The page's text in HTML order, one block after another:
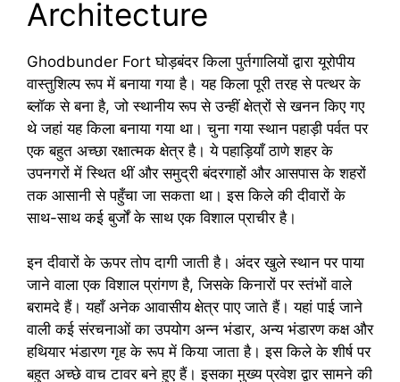
Architecture
Ghodbunder Fort घोड़बंदर किला पुर्तगालियों द्वारा यूरोपीय
वास्तुशिल्प रूप में बनाया गया है। यह किला पूरी तरह से पत्थर के
ब्लॉक से बना है, जो स्थानीय रूप से उन्हीं क्षेत्रों से खनन किए गए
थे जहां यह किला बनाया गया था। चुना गया स्थान पहाड़ी पर्वत पर
एक बहुत अच्छा रक्षात्मक क्षेत्र है। ये पहाड़ियाँ ठाणे शहर के
उपनगरों में स्थित थीं और समुद्री बंदरगाहों और आसपास के शहरों
तक आसानी से पहुँचा जा सकता था। इस किले की दीवारों के
साथ-साथ कई बुर्जों के साथ एक विशाल प्राचीर है।
इन दीवारों के ऊपर तोप दागी जाती है। अंदर खुले स्थान पर पाया
जाने वाला एक विशाल प्रांगण है, जिसके किनारों पर स्तंभों वाले
बरामदे हैं। यहाँ अनेक आवासीय क्षेत्र पाए जाते हैं। यहां पाई जाने
वाली कई संरचनाओं का उपयोग अन्न भंडार, अन्य भंडारण कक्ष और
हथियार भंडारण गृह के रूप में किया जाता है। इस किले के शीर्ष पर
बहुत अच्छे वाच टावर बने हुए हैं। इसका मुख्य प्रवेश द्वार सामने की